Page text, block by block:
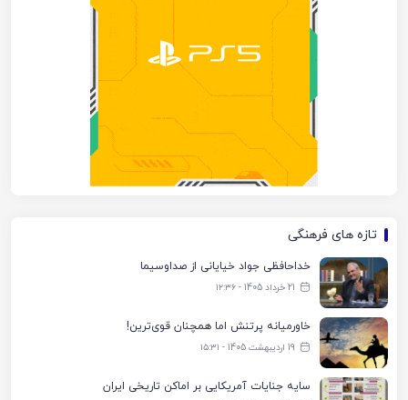
تازه های فرهنگی
خداحافظی جواد خیایانی از صداوسیما
21 خرداد 1405 - ۱۲:۳۶
خاورمیانه پرتنش اما همچنان قوی‌ترین!
19 اردیبهشت 1405 - ۱۵:۳۱
سایه جنایات آمریکایی بر اماکن تاریخی ایران